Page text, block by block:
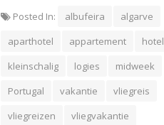
Posted In: albufeira
algarve
aparthotel
appartement
hotel
kleinschalig
logies
midweek
Portugal
vakantie
vliegreis
vliegreizen
vliegvakantie